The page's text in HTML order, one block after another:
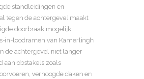
standleidingen en
tegen de achtergevel maakt
doorbraak mogelijk.
in-loodramen van Kamerlingh
de achtergevel niet langer
aan obstakels zoals
verhoogde daken en